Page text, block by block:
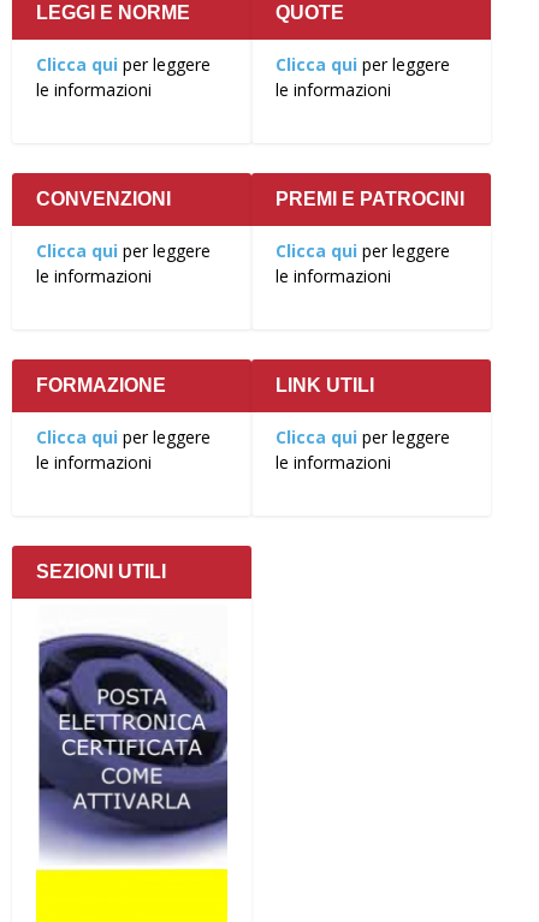
LEGGI E NORME
Clicca qui per leggere
le informazioni
QUOTE
Clicca qui per leggere
le informazioni
CONVENZIONI
Clicca qui per leggere
le informazioni
PREMI E PATROCINI
Clicca qui per leggere
le informazioni
FORMAZIONE
Clicca qui per leggere
le informazioni
LINK UTILI
Clicca qui per leggere
le informazioni
SEZIONI UTILI